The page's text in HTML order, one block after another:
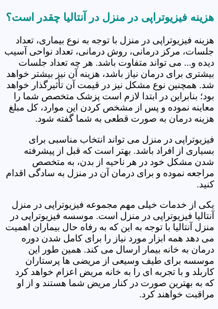
هزینه فیزیوتراپی در منزل در آنتالیا چقدر است؟
هزینه فیزیوتراپی در منزل با توجه به نوع بیماری، تعداد
جلسات، مرکز درمانی، روش درمانی، تعداد نواحی آسیب
دیده و... می تواند متفاوت باشد. هر چه تعداد جلسات
بیشتری برای درمان نیاز باشد، هزینه آن نیز بیشتر خواهد
شد. همچنین نوع مشکل نیز در قیمت آن تأثیرگذار خواهد
بود؛ بنابراین در ابتدا لازم است پزشک متخصص شما را
معاینه نموده و پس از مشخص کردن این موارد، کل مبلغ
هزینه درمان به صورت قطعی به شما گفته شود.
فیزیوتراپی در منزل می تواند انتخاب مناسبی برای
بسیاری از افراد باشد. بهتر است که قبل از پیشرفته
شدن مشکل خود در هر ناحیه از بدن، به متخصص
مراجعه نموده و برای درمان آن در منزل به سادگی اقدام
کنید.
یکی از خدمات خیلی مهم مجموعه فیزیوتراپی در منزل
آنتالیا فیزیوتراپی در منزل است. موسسه فیزیوتراپی در
منزل آنتالیا با توجه به این که به رفاه حال بیماران اهمیت
می دهد همه ابزار مورد نیاز را برای کامل شدن دوره
درمان به خانه بیمار ارسال می کند. همین طور این
موسسه برای طیف وسیعی از مریضی ها پرستاران
کاربلد و با تجربه ای را به خانه مریض اعزام خواهد کرد
که به بهترین صورت در کنار مریض شما هستند و از او
مراقبت خواهند کرد.